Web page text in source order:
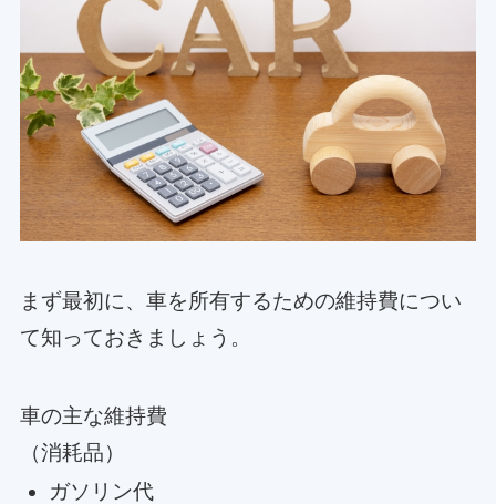
まず最初に、車を所有するための維持費につい
て知っておきましょう。
車の主な維持費
（消耗品）
ガソリン代